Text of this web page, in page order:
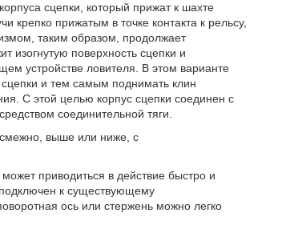
сцепки, который прижат к шахте
крепко прижатым в точке контакта к рельсу,
таким образом, продолжает
изогнутую поверхность сцепки и
устройстве ловителя. В этом варианте
сцепки и тем самым поднимать клин
С этой целью корпус сцепки соединен с
соединительной тяги.
смежно, выше или ниже, с
приводиться в действие быстро и
к существующему
ось или стержень можно легко